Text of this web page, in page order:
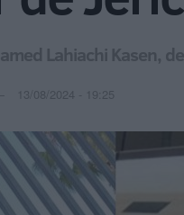
Lahiachi Kasen,
13/08/2024 - 19:25